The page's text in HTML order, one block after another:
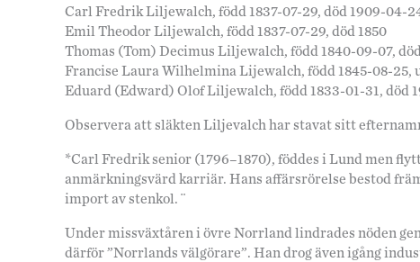
Carl Fredrik Liljewalch, född 1837-07-29, död 1909-04-
Emil Theodor Liljewalch, född 1837-07-29, död 1850
Thomas (Tom) Decimus Liljewalch, född 1840-09-07,
Francise Laura Wilhelmina Lijewalch, född 1845-08-25,
Eduard (Edward) Olof Liljewalch, född 1833-01-31, död
Observera att släkten Liljevalch har stavat sitt
*Carl Fredrik senior (1796–1870), föddes i Lund men
anmärkningsvärd karriär. Hans affärsrörelse bestod
import av stenkol. ¨
Under missväxtåren i övre Norrland lindrades nöden
därför ”Norrlands välgörare”. Han drog även igång